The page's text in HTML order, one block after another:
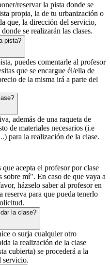
reservar la pista donde se
propia, la de tu urbanización o
que, la dirección del servicio,
se realizarán las clases.
pista?
puedes comentarle al profesor
que se encargue él/ella de
de la misma irá a parte del
además de una raqueta de
de materiales necesarios (i.e
para la realización de la clase.
acepta el profesor por clase
mí". En caso de que vaya a
házselo saber al profesor en
reserva para que pueda tenerlo
la clase?
o surja cualquier otro
la realización de la clase
cubierta) se procederá a la
servicio.